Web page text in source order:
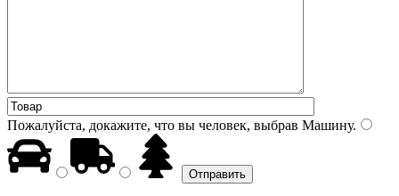
Пожалуйста, докажите, что вы человек, выбрав Машину.